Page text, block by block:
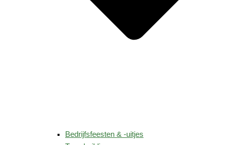
Bedrijfsfeesten & -uitjes